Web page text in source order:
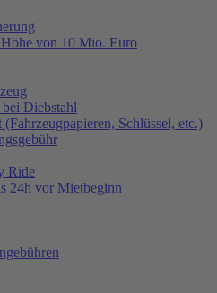
von 10 Mio. Euro
Diebstahl
Schlüssel, etc.)
Ride
24h vor Mietbeginn